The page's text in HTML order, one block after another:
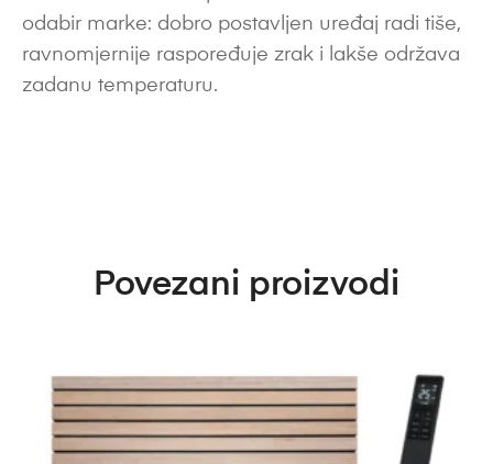
odabir marke: dobro postavljen uređaj radi tiše,
ravnomjernije raspoređuje zrak i lakše održava
zadanu temperaturu.
Povezani proizvodi